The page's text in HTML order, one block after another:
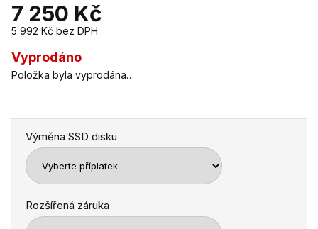
7 250 Kč
5 992 Kč bez DPH
Měrná
cena:
Vyprodáno
Výměna SSD disku
Rozšířená záruka
Položka byla vyprodána…